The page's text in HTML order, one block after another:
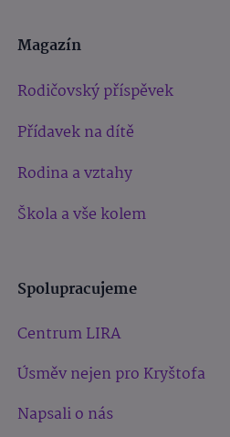
Magazín
Rodičovský příspěvek
Přídavek na dítě
Rodina a vztahy
Škola a vše kolem
Spolupracujeme
Centrum LIRA
Úsměv nejen pro Kryštofa
Napsali o nás